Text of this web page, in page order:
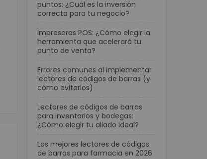
puntos: ¿Cuál es la inversión
correcta para tu negocio?
Impresoras POS: ¿Cómo elegir la
herramienta que acelerará tu
punto de venta?
Errores comunes al implementar
lectores de códigos de barras (y
cómo evitarlos)
Lectores de códigos de barras
para inventarios y bodegas:
¿Cómo elegir tu aliado ideal?
Los mejores lectores de códigos
de barras para farmacia en 2026